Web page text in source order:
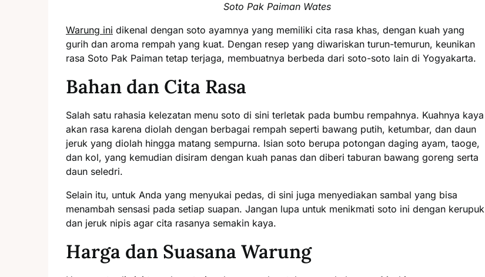
Soto Pak Paiman Wates
Warung ini dikenal dengan soto ayamnya yang memiliki cita rasa khas, dengan kuah yang
gurih dan aroma rempah yang kuat. Dengan resep yang diwariskan turun-temurun, keunikan
rasa Soto Pak Paiman tetap terjaga, membuatnya berbeda dari soto-soto lain di Yogyakarta.
Bahan dan Cita Rasa
Salah satu rahasia kelezatan menu soto di sini terletak pada bumbu rempahnya. Kuahnya kaya
akan rasa karena diolah dengan berbagai rempah seperti bawang putih, ketumbar, dan daun
jeruk yang diolah hingga matang sempurna. Isian soto berupa potongan daging ayam, taoge,
dan kol, yang kemudian disiram dengan kuah panas dan diberi taburan bawang goreng serta
daun seledri.
Selain itu, untuk Anda yang menyukai pedas, di sini juga menyediakan sambal yang bisa
menambah sensasi pada setiap suapan. Jangan lupa untuk menikmati soto ini dengan kerupuk
dan jeruk nipis agar cita rasanya semakin kaya.
Harga dan Suasana Warung